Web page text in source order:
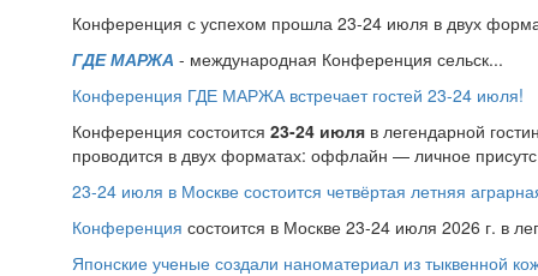
Конференция с успехом прошла 23-24 июля в двух
ГДЕ МАРЖА - международная Конференция сельск...
Конференция ГДЕ МАРЖА встречает гостей 23-24 июля!
Конференция состоится 23-24 июля в легендарной
проводится в двух форматах: оффлайн — личное
23-24 июля в Москве состоится четвёртая летняя
Конференция состоится в Москве 23-24 июля 2026 г. в
Японские ученые создали наноматериал из тыквенной